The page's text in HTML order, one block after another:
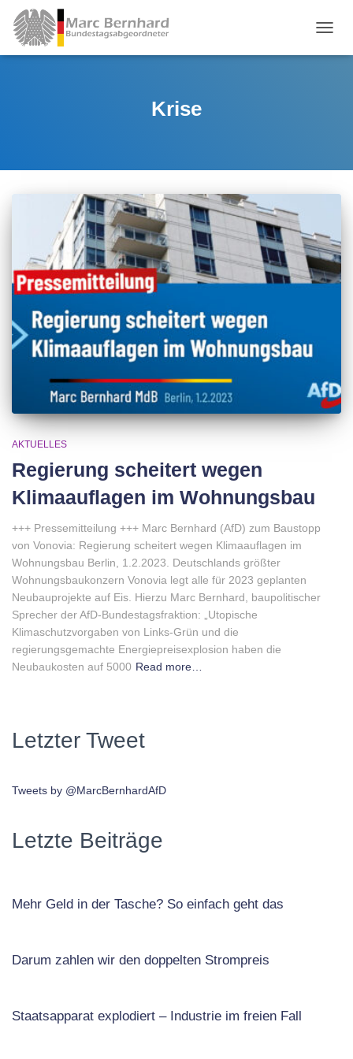
Krise
AKTUELLES
Regierung scheitert wegen
Klimaauflagen im Wohnungsbau
+++ Pressemitteilung +++ Marc Bernhard (AfD) zum Baustopp
von Vonovia: Regierung scheitert wegen Klimaauflagen im
Wohnungsbau Berlin, 1.2.2023. Deutschlands größter
Wohnungsbaukonzern Vonovia legt alle für 2023 geplanten
Neubauprojekte auf Eis. Hierzu Marc Bernhard, baupolitischer
Sprecher der AfD-Bundestagsfraktion: „Utopische
Klimaschutzvorgaben von Links-Grün und die
regierungsgemachte Energiepreisexplosion haben die
Neubaukosten auf 5000 Read more…
Letzter Tweet
Tweets by @MarcBernhardAfD
Letzte Beiträge
Mehr Geld in der Tasche? So einfach geht das
Darum zahlen wir den doppelten Strompreis
Staatsapparat explodiert – Industrie im freien Fall